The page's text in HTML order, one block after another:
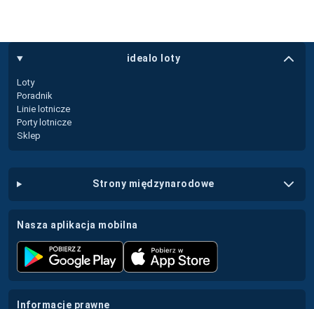
idealo loty
Loty
Poradnik
Linie lotnicze
Porty lotnicze
Sklep
strony międzynarodowe
nasza aplikacja mobilna
informacje prawne